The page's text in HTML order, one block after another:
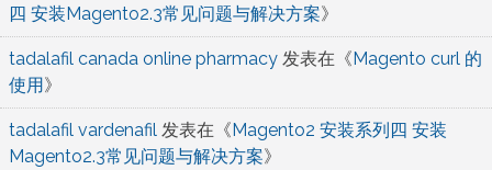
四 安装Magento2.3常见问题与解决方案》
tadalafil canada online pharmacy 发表在《Magento curl 的
使用》
tadalafil vardenafil 发表在《Magento2 安装系列四 安装
Magento2.3常见问题与解决方案》